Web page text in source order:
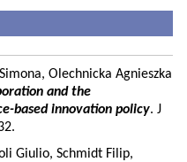
Olechnicka Agnieszka
and the
based innovation policy. J
Giulio, Schmidt Filip,